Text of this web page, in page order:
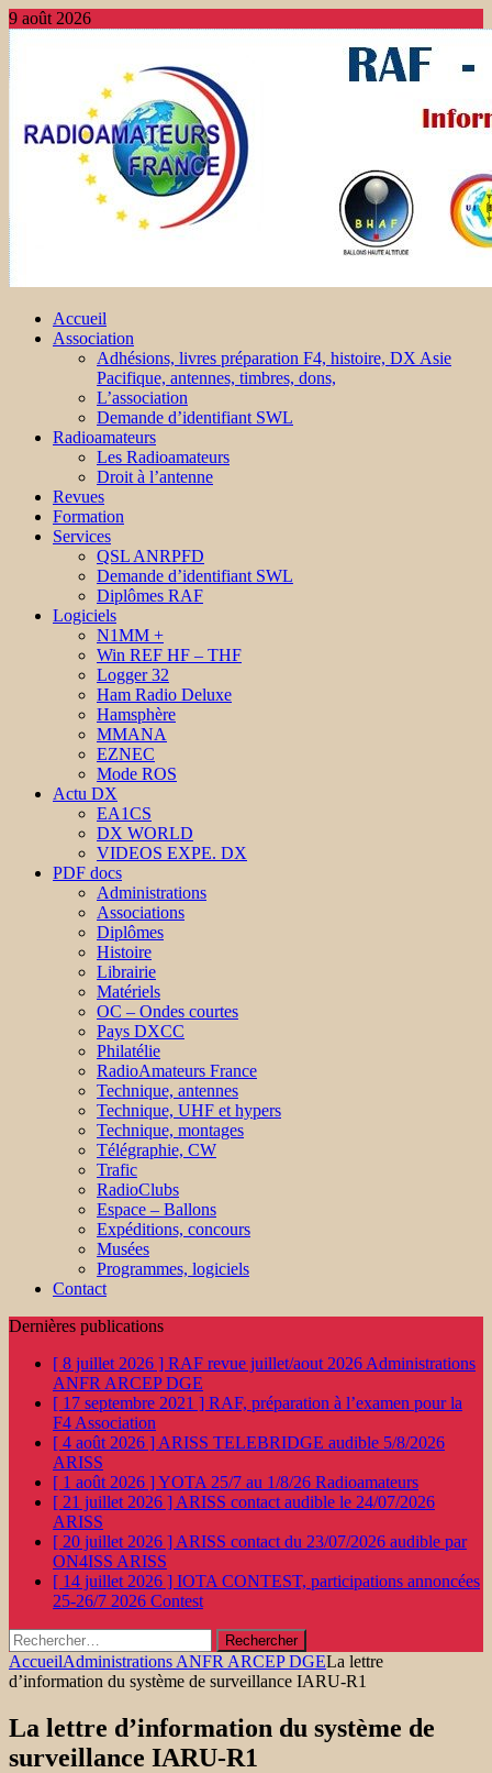
9 août 2026
Accueil
Association
Adhésions, livres préparation F4, histoire, DX Asie
Pacifique, antennes, timbres, dons,
L’association
Demande d’identifiant SWL
Radioamateurs
Les Radioamateurs
Droit à l’antenne
Revues
Formation
Services
QSL ANRPFD
Demande d’identifiant SWL
Diplômes RAF
Logiciels
N1MM +
Win REF HF – THF
Logger 32
Ham Radio Deluxe
Hamsphère
MMANA
EZNEC
Mode ROS
Actu DX
EA1CS
DX WORLD
VIDEOS EXPE. DX
PDF docs
Administrations
Associations
Diplômes
Histoire
Librairie
Matériels
OC – Ondes courtes
Pays DXCC
Philatélie
RadioAmateurs France
Technique, antennes
Technique, UHF et hypers
Technique, montages
Télégraphie, CW
Trafic
RadioClubs
Espace – Ballons
Expéditions, concours
Musées
Programmes, logiciels
Contact
Dernières publications
[ 8 juillet 2026 ] RAF revue juillet/aout 2026 Administrations
ANFR ARCEP DGE
[ 17 septembre 2021 ] RAF, préparation à l’examen pour la
F4 Association
[ 4 août 2026 ] ARISS TELEBRIDGE audible 5/8/2026
ARISS
[ 1 août 2026 ]YOTA 25/7 au 1/8/26 Radioamateurs
[ 21 juillet 2026 ] ARISS contact audible le 24/07/2026
ARISS
[ 20 juillet 2026 ] ARISS contact du 23/07/2026 audible par
ON4ISS ARISS
[ 14 juillet 2026 ] IOTA CONTEST, participations annoncées
25-26/7 2026 Contest
Rechercher :
AccueilAdministrations ANFR ARCEP DGELa lettre
d’information du système de surveillance IARU-R1
La lettre d’information du système de
surveillance IARU-R1